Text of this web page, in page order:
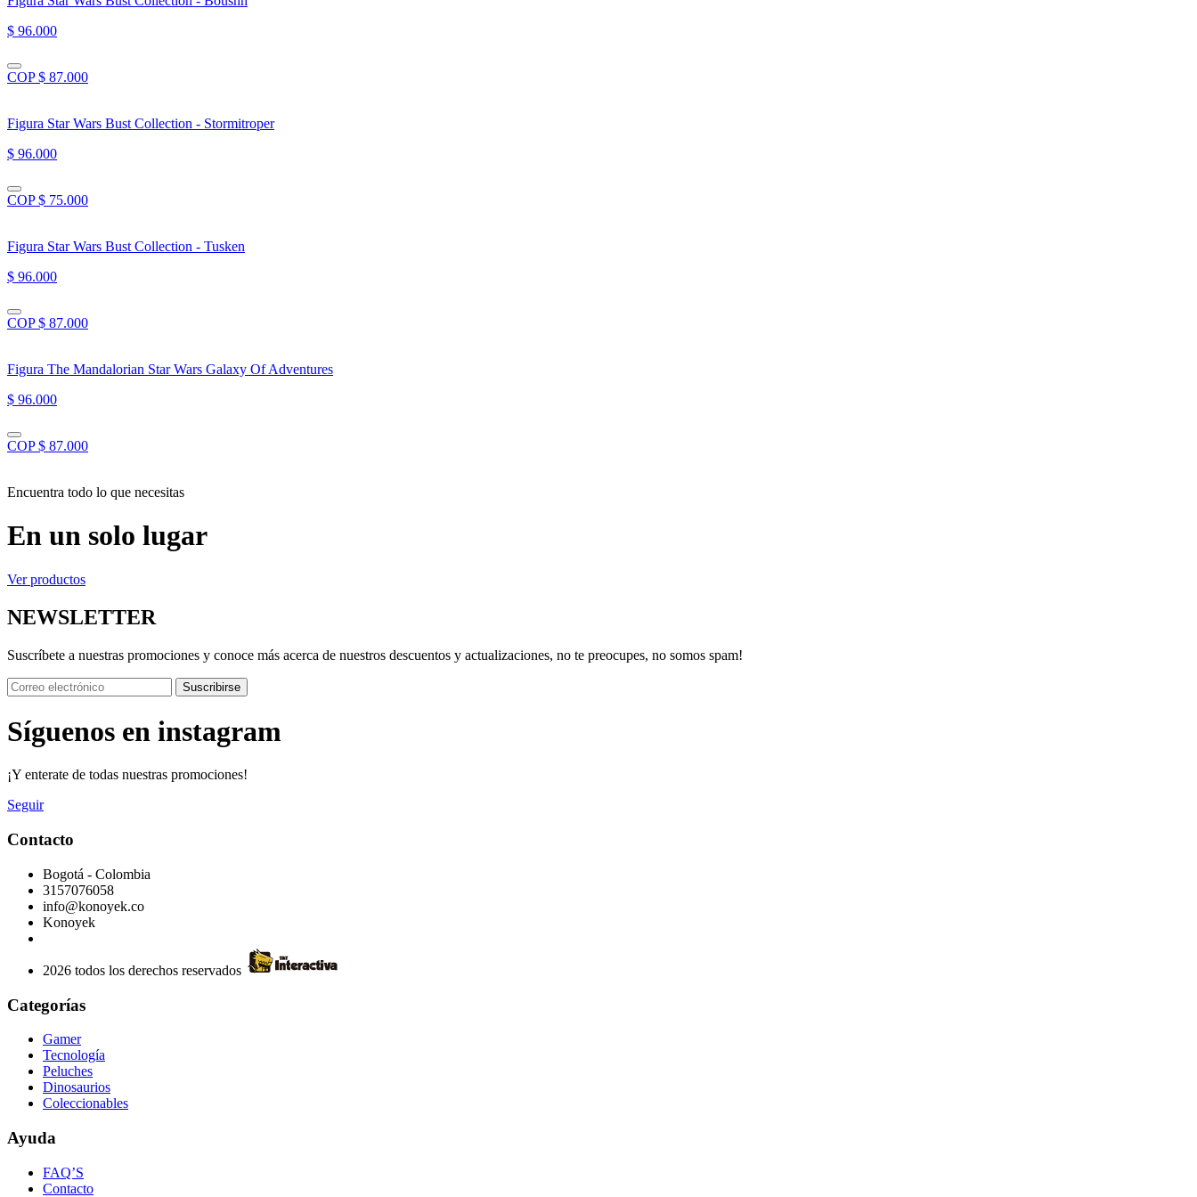
$ 96.000
COP $ 87.000
Figura Star Wars Bust Collection - Stormitroper
$ 96.000
COP $ 75.000
Figura Star Wars Bust Collection - Tusken
$ 96.000
COP $ 87.000
Figura The Mandalorian Star Wars Galaxy Of Adventures
$ 96.000
COP $ 87.000
Encuentra todo lo que necesitas
En un solo lugar
Ver productos
NEWSLETTER
Suscríbete a nuestras promociones y conoce más acerca de nuestros descuentos y actualizaciones, no te preocupes, no somos spam!
Suscribirse
Síguenos en instagram
¡Y enterate de todas nuestras promociones!
Seguir
Contacto
Bogotá - Colombia
3157076058
info@konoyek.co
Konoyek
2026 todos los derechos reservados
Categorías
Gamer
Tecnología
Peluches
Dinosaurios
Coleccionables
Ayuda
FAQ’S
Contacto